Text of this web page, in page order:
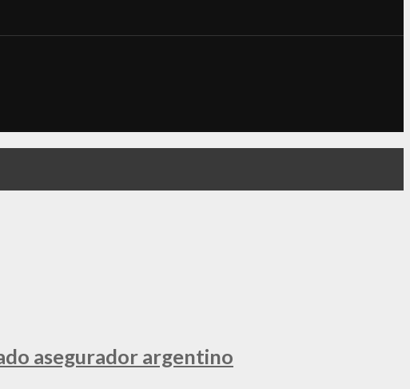
asegurador argentino